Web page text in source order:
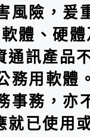
風險，爰
體、硬
通訊產品
務用軟體
事務，亦
就已使用